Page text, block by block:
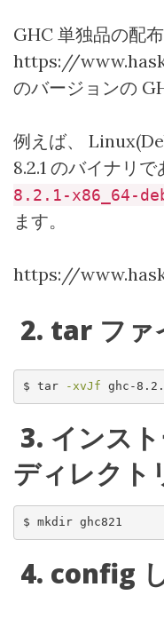
GHC 単独品の配
https://
のバージョンの
例えば、
8.2.1 のバイナリで
8.2.1-x86_64-
ます。
https://
2. tar ファ
$ tar -xvJf ghc-
3. インス
ディレクト
$ mkdir ghc821
4. config